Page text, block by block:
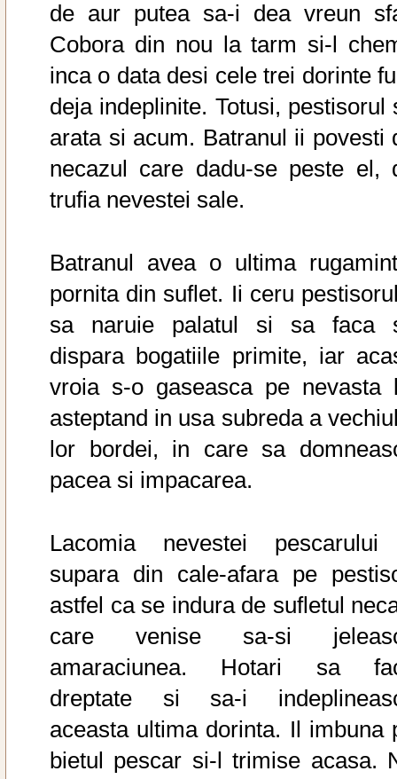
de aur putea sa-i dea vreun
Cobora din nou la tarm si-l
inca o data desi cele trei dorinte
deja indeplinite. Totusi, pestisorul
arata si acum. Batranul ii povesti
necazul care dadu-se peste el,
trufia nevestei sale.
Batranul avea o ultima
pornita din suflet. Ii ceru
sa naruie palatul si sa faca
dispara bogatiile primite, iar
vroia s-o gaseasca pe nevasta
asteptand in usa subreda a
lor bordei, in care sa
pacea si impacarea.
Lacomia nevestei
supara din cale-afara pe
astfel ca se indura de sufletul
care venise sa-si
amaraciunea. Hotari sa
dreptate si sa-i
aceasta ultima dorinta. Il imbuna
bietul pescar si-l trimise acasa.